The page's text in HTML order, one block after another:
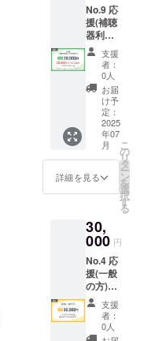
かかる
場合が
ありま
す。 ・
店舗で
開催し
ている
キャン
ペーン
や割引
とクー
ポンの
併用は
せん。
・カ
や持ち
込みデ
ザイ
ン、
チェー
ンやカ
フなど
の変更
の場合
のみ利
用でき
る製作
券にな
りま
す。お
間違え
のない
ように
ご注意
くださ
い。 ・
況や予
約数に
お時間
がかか
る場合
があり
ます。
・店舗
で開催
してい
るキャ
じとな
りま
す）
【備
考】 ・
製作券
の利用
方法に
ついて
は、サ
ンクス
メール
にて詳
細をお
事項】
・「新
潟上越
NailAtel
ier U
*」店舗
でのみ
利用で
きる製
(20,000
円相当)
※初回
のみ・
有効期
間1年
※補聴
器カ
バーは
店舗に
てデザ
イン決
定 ・サ
ンクス
らず内
容は同
じとな
りま
す）
【備
考】 ・
製作券
の利用
No.9 応
援(補聴
器利用
者、そ
の家族
向け)
【リ
ターン
詳細】
・加盟
店で使
える
28,000
円クー
ポン
※有効期
※補聴
器カ
バーは
店舗に
てデザ
イン決
定 ・サ
ンクス
メール
（価格
支援
者：
0人
お届
け予
定：
2025
年07
月
詳細を見る
こ
の
リ
タ
ー
ン
を
選
択
す
る
30,
000 円
No.4 応
援(一般
の方)
【リ
ターン
詳細】
・サン
支援
者：
0人